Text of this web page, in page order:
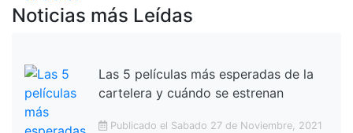
Noticias más Leídas
Las 5 películas más esperadas de la
cartelera y cuándo se estrenan
Publicado el Sabado 27 de Noviembre, 2021